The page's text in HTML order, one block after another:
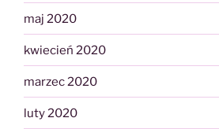
maj 2020
kwiecień 2020
marzec 2020
luty 2020